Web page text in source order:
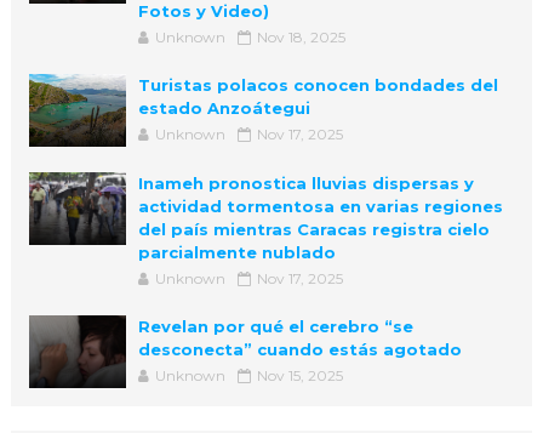
Fotos y Video)
Unknown Nov 18, 2025
Turistas polacos conocen bondades del
estado Anzoátegui
Unknown Nov 17, 2025
Inameh pronostica lluvias dispersas y
actividad tormentosa en varias regiones
del país mientras Caracas registra cielo
parcialmente nublado
Unknown Nov 17, 2025
Revelan por qué el cerebro “se
desconecta” cuando estás agotado
Unknown Nov 15, 2025